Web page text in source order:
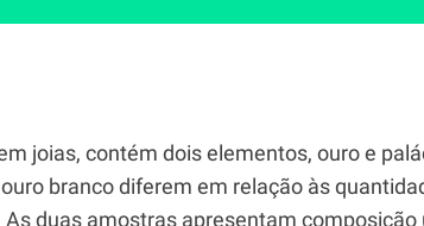
joias, contém dois elementos, ouro e
branco diferem em relação às
duas amostras apresentam composição